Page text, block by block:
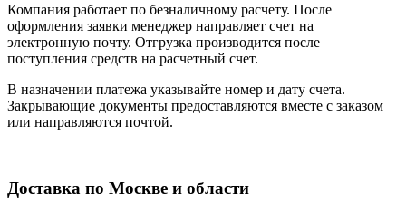
Компания работает по безналичному расчету. После
оформления заявки менеджер направляет счет на
электронную почту. Отгрузка производится после
поступления средств на расчетный счет.
В назначении платежа указывайте номер и дату счета.
Закрывающие документы предоставляются вместе с заказом
или направляются почтой.
Доставка по Москве и области